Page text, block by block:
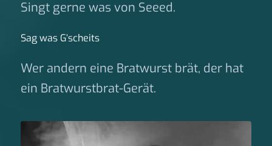
Singt gerne was von Seeed.
Sag was G‘scheits
Wer andern eine Bratwurst brät, der hat
ein Bratwurstbrat-Gerät.